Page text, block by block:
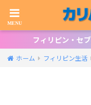
フィリピン・セ
ホーム フィリピン生活